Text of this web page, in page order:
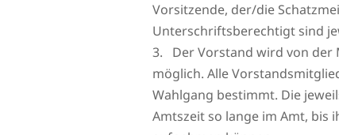
Vorsitzende, der/die
Unterschriftsberechtigt sind
3. Der Vorstand wird von der
möglich. Alle
Wahlgang bestimmt. Die
Amtszeit so lange im Amt,